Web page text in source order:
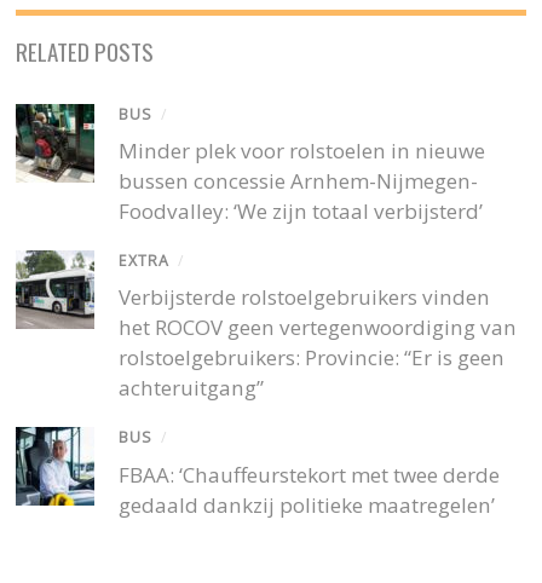
RELATED POSTS
BUS /
Minder plek voor rolstoelen in nieuwe
bussen concessie Arnhem-Nijmegen-
Foodvalley: ‘We zijn totaal verbijsterd’
EXTRA /
Verbijsterde rolstoelgebruikers vinden
het ROCOV geen vertegenwoordiging van
rolstoelgebruikers: Provincie: “Er is geen
achteruitgang”
BUS /
FBAA: ‘Chauffeurstekort met twee derde
gedaald dankzij politieke maatregelen’